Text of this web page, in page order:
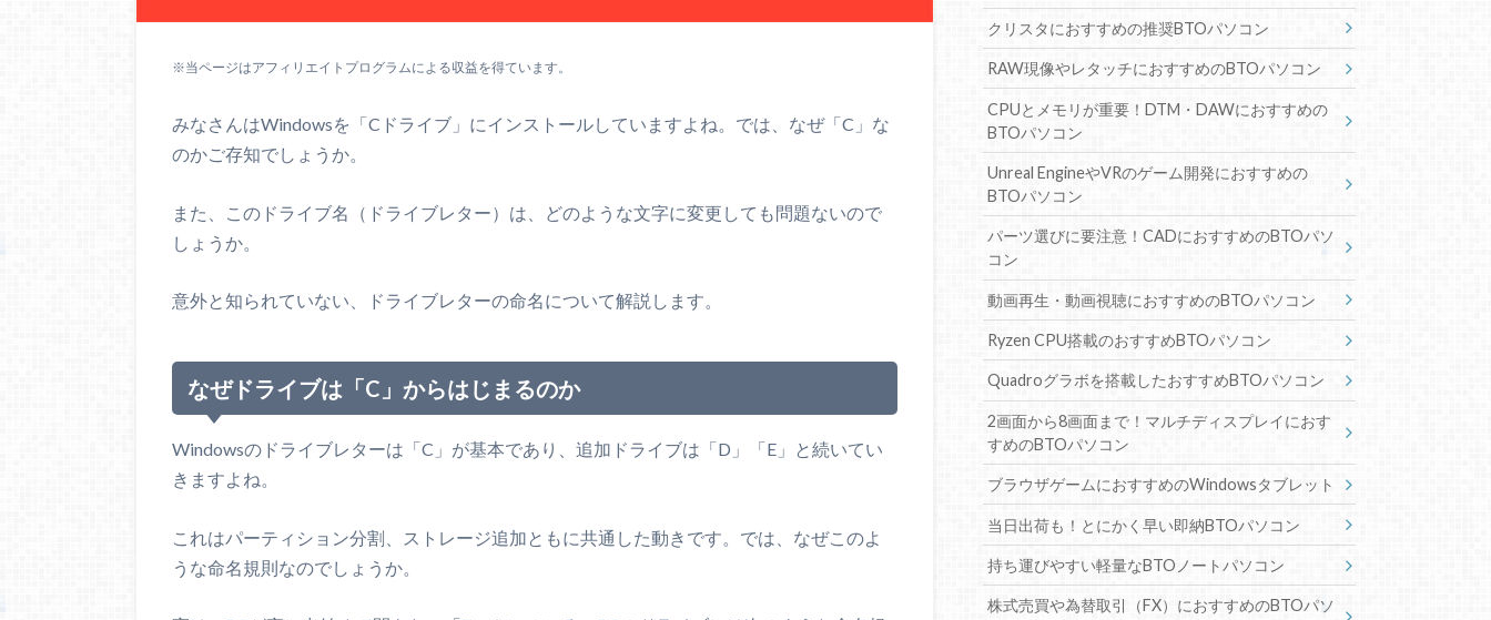
※当ページはアフィリエイトプログラムによる収益を得ています。
みなさんはWindowsを「Cドライブ」にインストールしていますよね。では、なぜ「C」な
のかご存知でしょうか。
また、このドライブ名（ドライブレター）は、どのような文字に変更しても問題ないので
しょうか。
意外と知られていない、ドライブレターの命名について解説します。
なぜドライブは「C」からはじまるのか
Windowsのドライブレターは「C」が基本であり、追加ドライブは「D」「E」と続いてい
きますよね。
これはパーティション分割、ストレージ追加ともに共通した動きです。では、なぜこのよ
うな命名規則なのでしょうか。
クリスタにおすすめの推奨BTOパソコン
RAW現像やレタッチにおすすめのBTOパソコン
CPUとメモリが重要！DTM・DAWにおすすめの
BTOパソコン
Unreal EngineやVRのゲーム開発におすすめの
BTOパソコン
パーツ選びに要注意！CADにおすすめのBTOパソ
コン
動画再生・動画視聴におすすめのBTOパソコン
Ryzen CPU搭載のおすすめBTOパソコン
Quadroグラボを搭載したおすすめBTOパソコン
2画面から8画面まで！マルチディスプレイにおす
すめのBTOパソコン
ブラウザゲームにおすすめのWindowsタブレット
当日出荷も！とにかく早い即納BTOパソコン
持ち運びやすい軽量なBTOノートパソコン
株式売買や為替取引（FX）におすすめのBTOパソ